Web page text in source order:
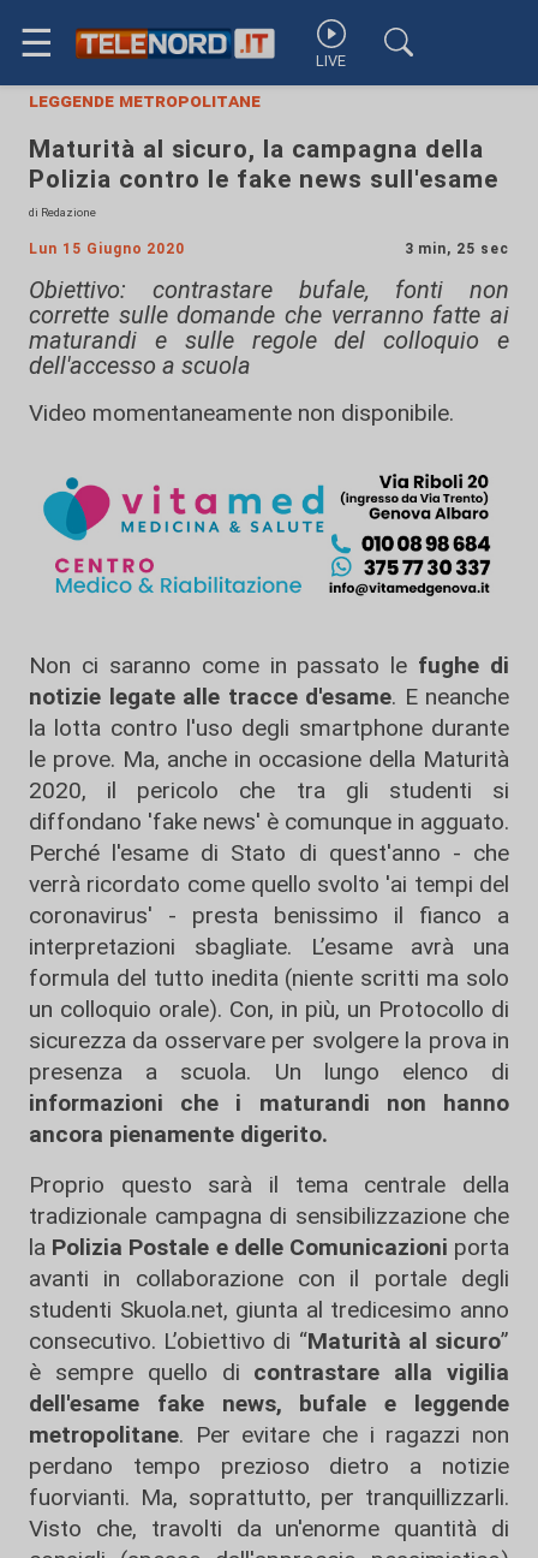
☰ LIVE
leggende metropolitane
Maturità al sicuro, la campagna della
Polizia contro le fake news sull'esame
di Redazione
Lun 15 Giugno 2020 3 min, 25 sec
Obiettivo: contrastare bufale, fonti non
corrette sulle domande che verranno fatte ai
maturandi e sulle regole del colloquio e
dell'accesso a scuola
Video momentaneamente non disponibile.
Non ci saranno come in passato le fughe di
notizie legate alle tracce d'esame. E neanche
la lotta contro l'uso degli smartphone durante
le prove. Ma, anche in occasione della Maturità
2020, il pericolo che tra gli studenti si
diffondano 'fake news' è comunque in agguato.
Perché l'esame di Stato di quest'anno - che
verrà ricordato come quello svolto 'ai tempi del
coronavirus' - presta benissimo il fianco a
interpretazioni sbagliate. L’esame avrà una
formula del tutto inedita (niente scritti ma solo
un colloquio orale). Con, in più, un Protocollo di
sicurezza da osservare per svolgere la prova in
presenza a scuola. Un lungo elenco di
informazioni che i maturandi non hanno
ancora pienamente digerito.
Proprio questo sarà il tema centrale della
tradizionale campagna di sensibilizzazione che
la Polizia Postale e delle Comunicazioni porta
avanti in collaborazione con il portale degli
studenti Skuola.net, giunta al tredicesimo anno
consecutivo. L’obiettivo di “Maturità al sicuro”
è sempre quello di contrastare alla vigilia
dell'esame fake news, bufale e leggende
metropolitane. Per evitare che i ragazzi non
perdano tempo prezioso dietro a notizie
fuorvianti. Ma, soprattutto, per tranquillizzarli.
Visto che, travolti da un'enorme quantità di